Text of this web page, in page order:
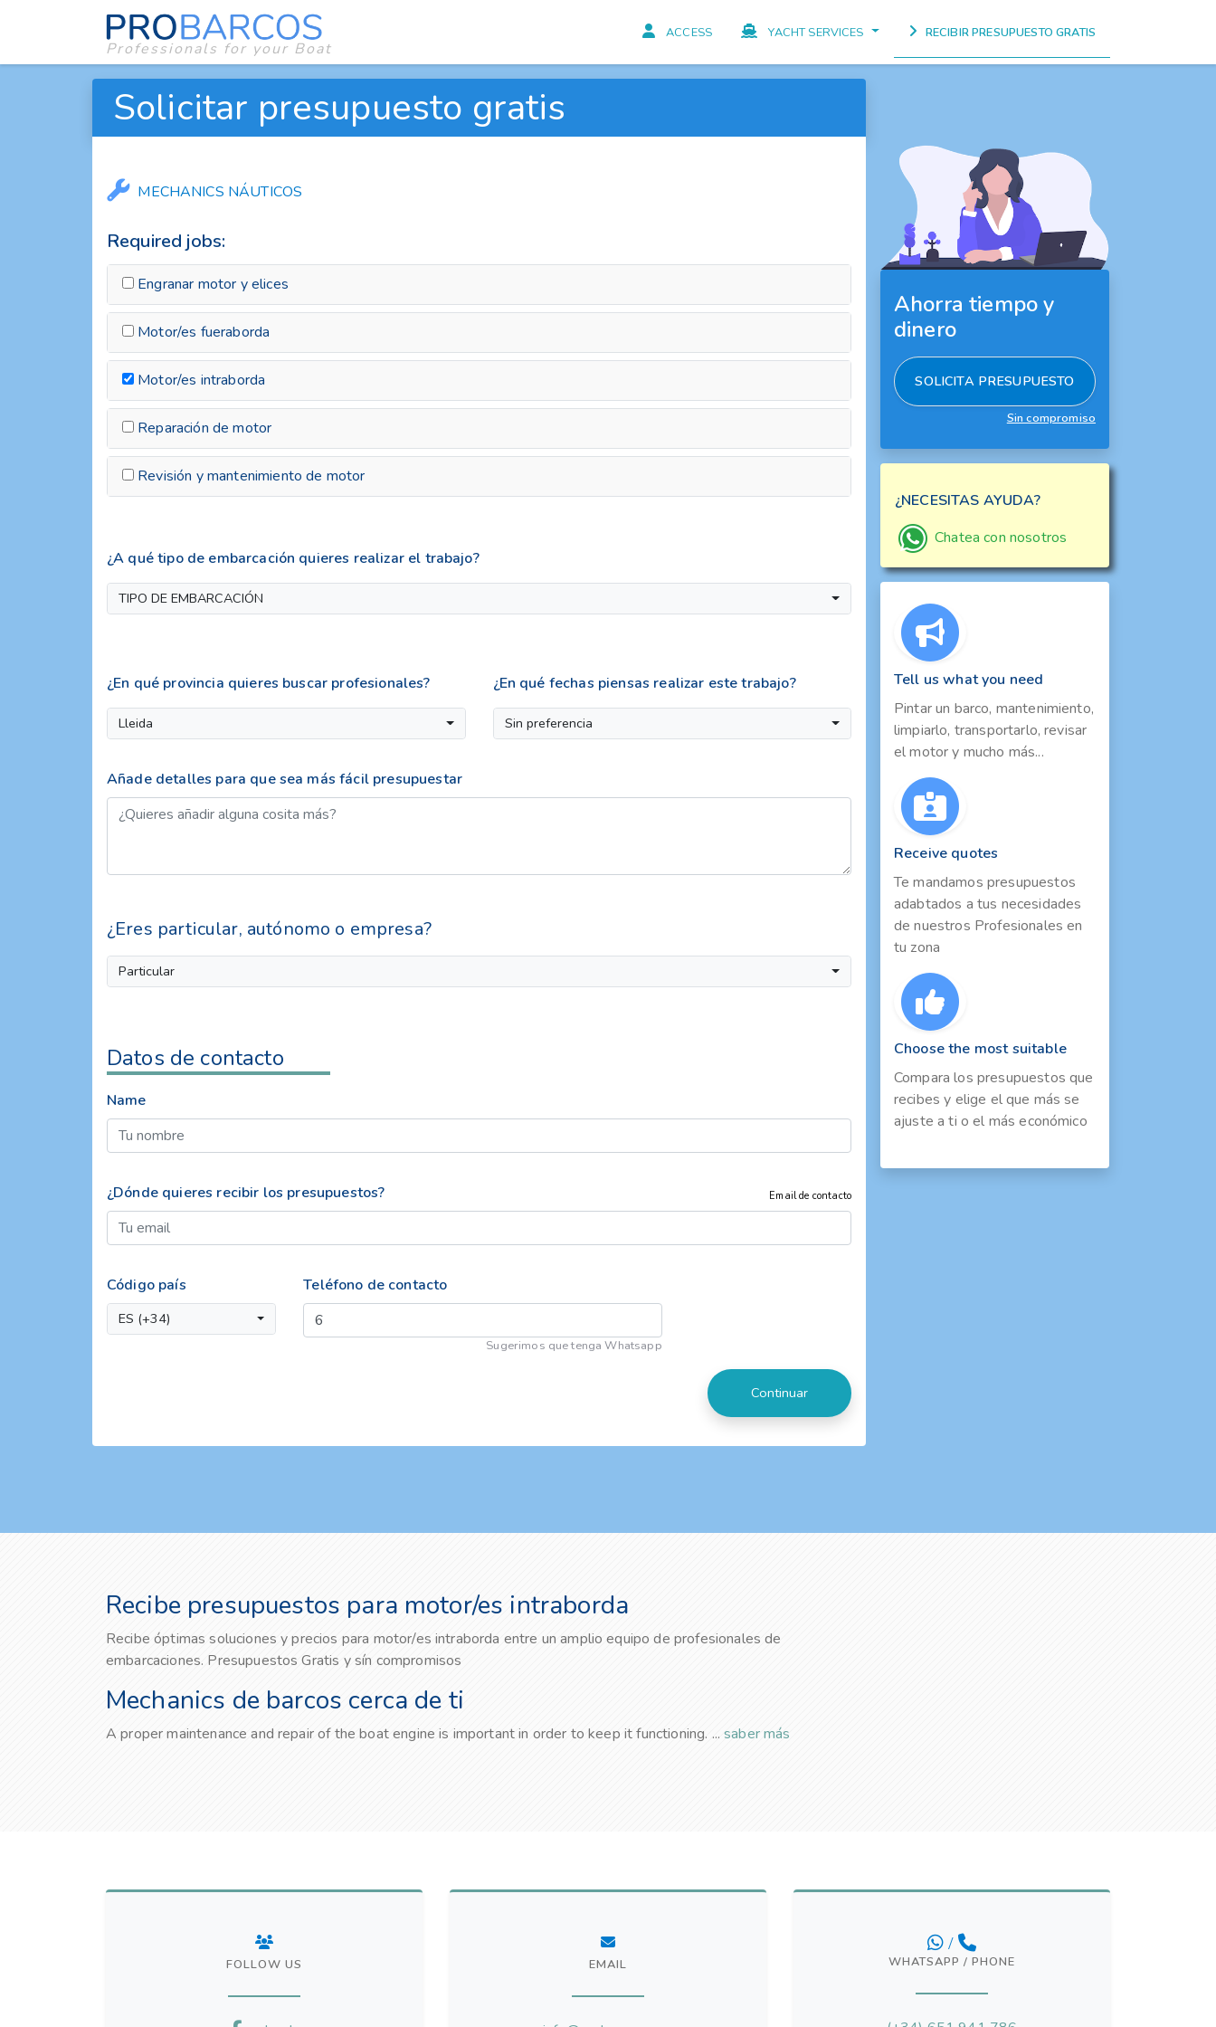
Professionals for your Boat
ACCESS YACHT SERVICES RECIBIR PRESUPUESTO GRATIS
Solicitar presupuesto gratis
MECHANICS NÁUTICOS
Required jobs:
Engranar motor y elices
Motor/es fueraborda
Motor/es intraborda
Reparación de motor
Revisión y mantenimiento de motor
¿A qué tipo de embarcación quieres realizar el trabajo?
TIPO DE EMBARCACIÓN
¿En qué provincia quieres buscar profesionales?
Lleida
¿En qué fechas piensas realizar este trabajo?
Sin preferencia
Añade detalles para que sea más fácil presupuestar
¿Eres particular, autónomo o empresa?
Particular
Datos de contacto
Name
¿Dónde quieres recibir los presupuestos? Email de contacto
Código país
ES (+34)
Teléfono de contacto
Sugerimos que tenga Whatsapp
Ahorra tiempo y
dinero
SOLICITA PRESUPUESTO
Sin compromiso
¿NECESITAS AYUDA?
Chatea con nosotros
Tell us what you need
Pintar un barco, mantenimiento,
limpiarlo, transportarlo, revisar
el motor y mucho más...
Receive quotes
Te mandamos presupuestos
adabtados a tus necesidades
de nuestros Profesionales en
tu zona
Choose the most suitable
Compara los presupuestos que
recibes y elige el que más se
ajuste a ti o el más económico
Recibe presupuestos para motor/es intraborda
Recibe óptimas soluciones y precios para motor/es intraborda entre un amplio equipo de profesionales de
embarcaciones. Presupuestos Gratis y sín compromisos
Mechanics de barcos cerca de ti
A proper maintenance and repair of the boat engine is important in order to keep it functioning. ...saber más
FOLLOW US EMAIL
/
WHATSAPP / PHONE